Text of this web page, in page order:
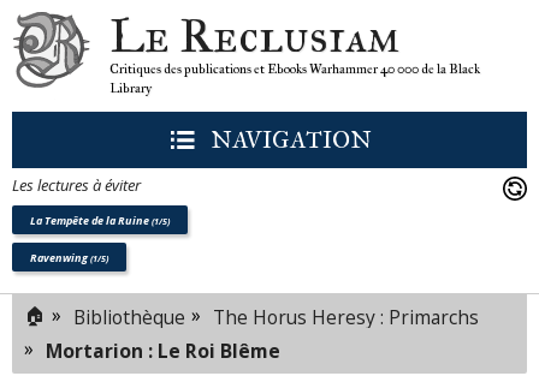
Le Reclusiam
Critiques des publications et Ebooks Warhammer 40 000 de la Black
Library
NAVIGATION
Les lectures à éviter
La Tempête de la Ruine (1/5)
Ravenwing(1/5)
🏠 » Bibliothèque » The Horus Heresy : Primarchs
» Mortarion : Le Roi Blême